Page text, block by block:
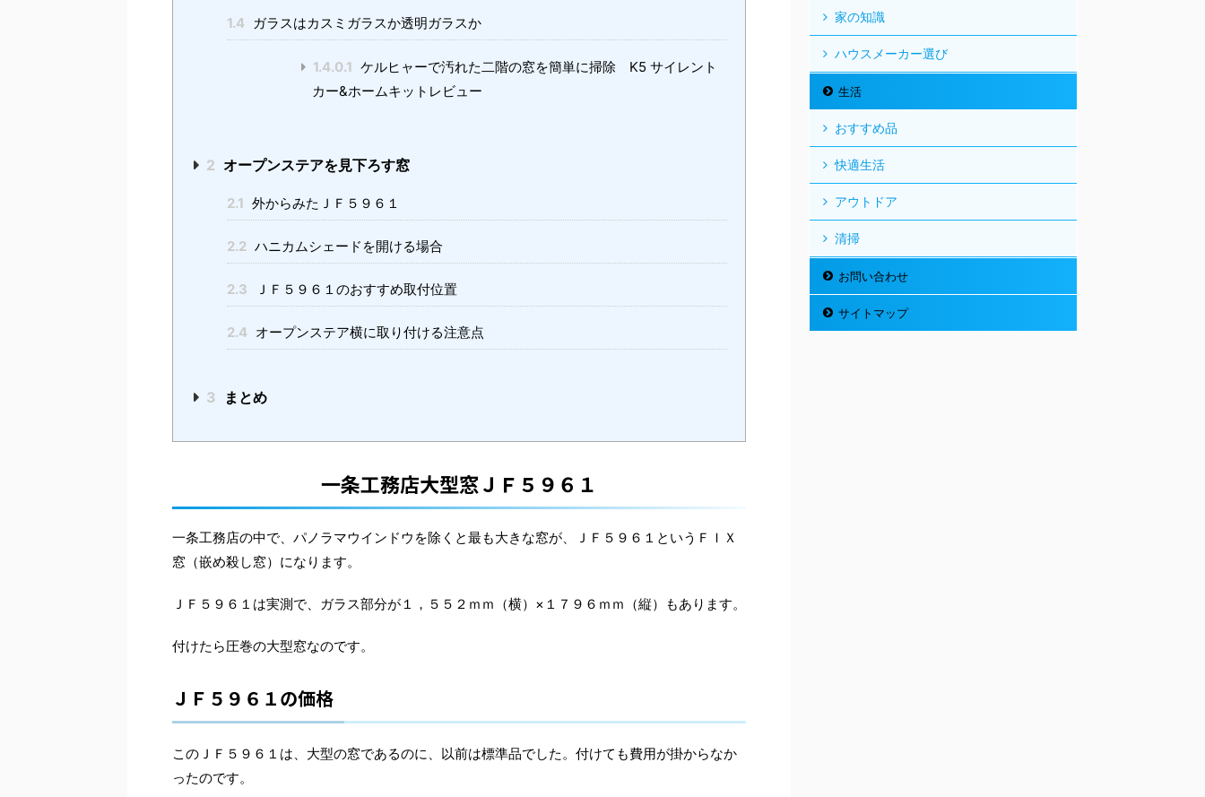
1.4 ガラスはカスミガラスか透明ガラスか
1.4.0.1 ケルヒャーで汚れた二階の窓を簡単に掃除 K5 サイレント
カー&ホームキットレビュー
2 オープンステアを見下ろす窓
2.1 外からみたＪＦ５９６１
2.2 ハニカムシェードを開ける場合
2.3 ＪＦ５９６１のおすすめ取付位置
2.4 オープンステア横に取り付ける注意点
3 まとめ
一条工務店大型窓ＪＦ５９６１
一条工務店の中で、パノラマウインドウを除くと最も大きな窓が、ＪＦ５９６１というＦＩＸ
窓（嵌め殺し窓）になります。
ＪＦ５９６１は実測で、ガラス部分が１，５５２ｍｍ（横）×１７９６ｍｍ（縦）もあります。
付けたら圧巻の大型窓なのです。
ＪＦ５９６１の価格
このＪＦ５９６１は、大型の窓であるのに、以前は標準品でした。付けても費用が掛からなか
ったのです。
家の知識
ハウスメーカー選び
生活
おすすめ品
快適生活
アウトドア
清掃
お問い合わせ
サイトマップ